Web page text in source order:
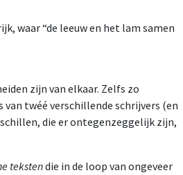
waar “de leeuw en het lam samen
zijn van elkaar. Zelfs zo
twéé verschillende schrijvers (en
die er ontegenzeggelijk zijn,
tekstendie in de loop van ongeveer